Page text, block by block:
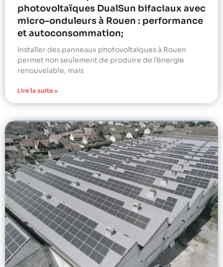
photovoltaïques DualSun bifaciaux avec
micro-onduleurs à Rouen : performance
et autoconsommation;
Installer des panneaux photovoltaïques à Rouen
permet non seulement de produire de l’énergie
renouvelable, mais
Lire la suite »